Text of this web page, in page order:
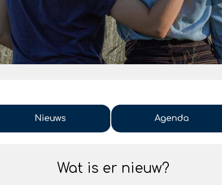
Wat is er nieuw?